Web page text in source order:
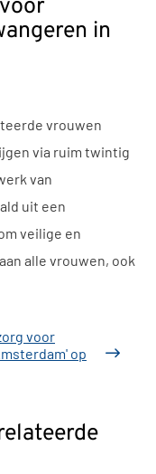
in
vrouwen
via ruim twintig
van
uit een
veilige en
alle vrouwen, ook
voor
op